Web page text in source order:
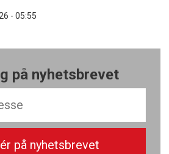
- 05:55
på nyhetsbrevet